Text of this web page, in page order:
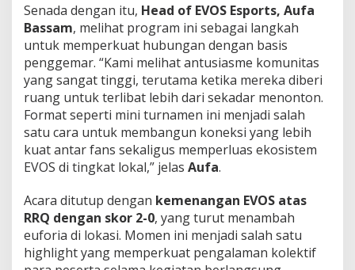
e
n
Senada dengan itu, Head of EVOS Esports, Aufa
Bassam, melihat program ini sebagai langkah
untuk memperkuat hubungan dengan basis
penggemar. “Kami melihat antusiasme komunitas
yang sangat tinggi, terutama ketika mereka diberi
ruang untuk terlibat lebih dari sekadar menonton.
Format seperti mini turnamen ini menjadi salah
satu cara untuk membangun koneksi yang lebih
kuat antar fans sekaligus memperluas ekosistem
EVOS di tingkat lokal,” jelas Aufa.
Acara ditutup dengan kemenangan EVOS atas
RRQ dengan skor 2-0, yang turut menambah
euforia di lokasi. Momen ini menjadi salah satu
highlight yang memperkuat pengalaman kolektif